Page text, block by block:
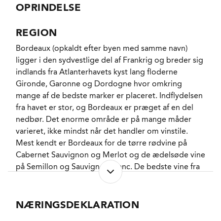
Som altid en øjenåbner for alle som har glemt, at der
Bordeaux, og i tilgift et spændende alternativ og
vine. En nærmest forrygende frisk Sauvignon Blanc,
som slet ikke påkalder sig snak om de varme
årgange. I stedet med en kerne af grønne æbler,
som slet ikke er klar til at falde til jorden, og dertil
abrikoskerner, citronmelisse og en kalkholdig
mineralitet, som kun kan fascinere.
følger
OPRINDELSE
REGION
Bordeaux (opkaldt efter byen med samme navn)
ligger i den sydvestlige del af Frankrig og breder sig
indlands fra Atlanterhavets kyst lang floderne
Gironde, Garonne og Dordogne hvor omkring
mange af de bedste marker er placeret. Indflydelsen
fra havet er stor, og Bordeaux er præget af en del
nedbør. Det enorme område er på mange måder
varieret, ikke mindst når det handler om vinstile.
Mest kendt er Bordeaux for de tørre rødvine på
Cabernet Sauvignon og Merlot og de ædelsøde vine
på Semillon og Sauvignon Blanc. De bedste vine fra
Bordeaux, både røde, tørre hvide og søde hvide er
Området er præget af lang historie og stor
NÆRINGSDEKLARATION